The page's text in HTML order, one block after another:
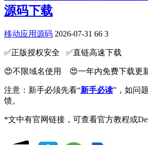
源码下载
移动应用源码 2026-07-31 66 3
✅️正版授权安全 ✅️直链高速下载
😍不限域名使用 😍一年内免费下载更
注意：新手必须先看“新手必读”，如问
馈。
*文中有官网链接，可查看官方教程或